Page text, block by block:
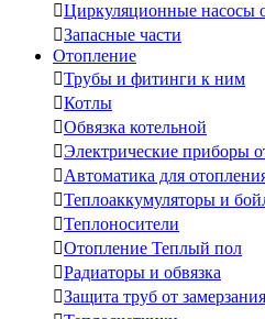
Циркуляционные насосы
Запасные части
Отопление
Трубы и фитинги к ним
Котлы
Обвязка котельной
Электрические приборы
Автоматика для
Теплоаккумуляторы и
Теплоносители
Отопление Теплый пол
Радиаторы и обвязка
Защита труб от замерзания